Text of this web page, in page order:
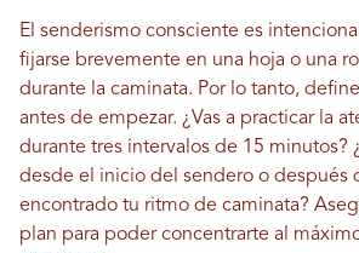
El senderismo consciente es
fijarse brevemente en una hoja o una
durante la caminata. Por lo tanto,
antes de empezar. ¿Vas a practicar la
durante tres intervalos de 15 minutos?
desde el inicio del sendero o después
encontrado tu ritmo de caminata?
plan para poder concentrarte al